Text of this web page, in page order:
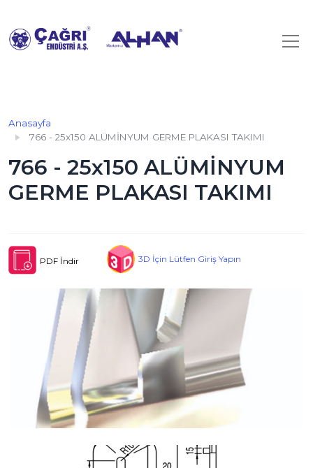
Anasayfa
766 - 25x150 ALÜMİNYUM GERME PLAKASI TAKIMI
766 - 25x150 ALÜMİNYUM
GERME PLAKASI TAKIMI
PDF İndir 3D İçin Lütfen Giriş Yapın